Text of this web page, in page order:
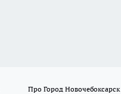
Про Город Новочебоксарск